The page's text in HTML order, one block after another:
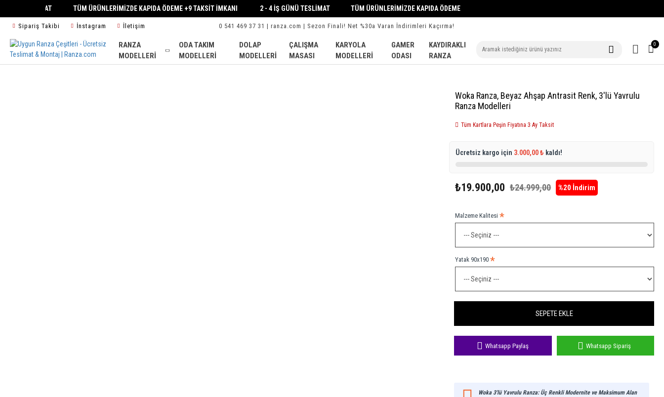
TÜM ÜRÜNLERİMİZDE KAPIDA ÖDEME +9 TAKSİT İMKANI 2 - 4 İŞ GÜNÜ TESLİMAT TÜM ÜRÜNLERİMİZDE KAPIDA ÖDEME
Sipariş Takibi İnstagram İletişim 0 541 469 37 31 | ranza.com | Sezon Finali! Net %30a Varan İndirimleri Kaçırma!
RANZA
MODELLERI
ODA TAKIM
MODELLERI
DOLAP
MODELLERI
ÇALIŞMA
MASASI
KARYOLA
MODELLERI
GAMER
ODASI
KAYDIRAKLI
RANZA
0
Woka Ranza, Beyaz Ahşap Antrasit Renk, 3'lü Yavrulu
Ranza Modelleri
Tüm Kartlara Peşin Fiyatına 3 Ay Taksit
₺19.900,00 ₺24.999,00 %20 İndirim
Malzeme Kalitesi
Yatak 90x190
SEPETE EKLE
Whatsapp Paylaş Whatsapp Sipariş
Ücretsiz kargo için 3.000,00 ₺ kaldı!
Woka 3'lü Yavrulu Ranza: Üç Renkli Modernite ve Maksimum Alan